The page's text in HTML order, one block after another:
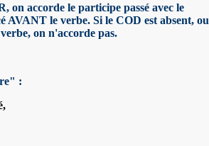
on accorde le participe passé avec le
AVANT le verbe. Si le COD est absent, ou
on n'accorde pas.
: